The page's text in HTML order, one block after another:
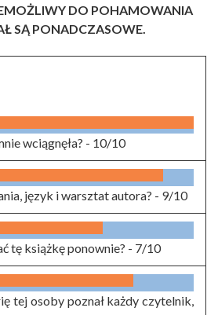
DO POHAMOWANIA
SĄ PONADCZASOWE.
wciągnęła? - 10/10
język i warsztat autora? - 9/10
tę książkę ponownie? - 7/10
tej osoby poznał każdy czytelnik,